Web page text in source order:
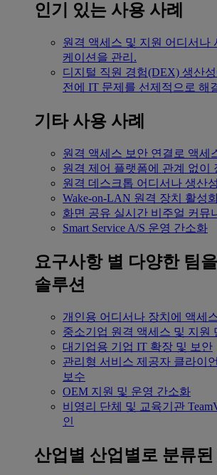
인기 있는 사용 사례
원격 액세스 및 지원 어디서나
케이션을 관리.
디지털 직원 경험(DEX) 생산
전에 IT 문제를 선제적으로 해
기타 사용 사례
원격 액세스 보안 연결로 액세
원격 제어 플랫폼에 관계 없이
원격 데스크톱 어디서나 생산
Wake-on-LAN 원격 장치 활성
화면 공유 실시간 비주얼 커뮤
Smart Service A/S 운영 간소화
요구사항 별 다양한 팀
솔루션
개인용 어디서나 장치에 액세
중소기업 원격 액세스 및 지원
대기업용 기업 IT 확장 및 보안
관리형 서비스 제공자 클라이
보수
OEM 지원 및 운영 간소화
비영리 단체 및 교육기관
인
산업별 산업별로 분류